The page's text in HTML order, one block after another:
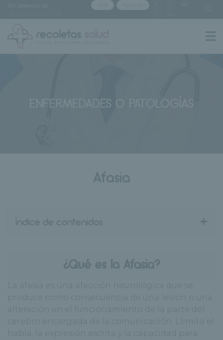
ENFERMEDADES O PATOLOGÍAS
Afasia
La afasia es una afección neurológica que se
produce como consecuencia de una lesión o una
alteración en el funcionamiento de la parte del
cerebro encargada de la comunicación. Llimita el
habla, la expresión escrita y la capacidad para